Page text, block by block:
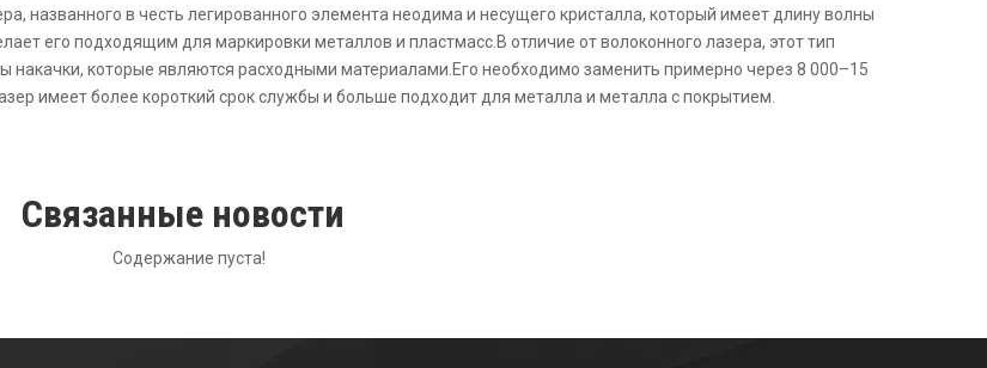
названного в честь легированного элемента неодима и несущего кристалла, который имеет длину волны
его подходящим для маркировки металлов и пластмасс.В отличие от волоконного лазера, этот тип
накачки, которые являются расходными материалами.Его необходимо заменить примерно через 8 000–15
имеет более короткий срок службы и больше подходит для металла и металла с покрытием.
Связанные новости
Содержание пуста!